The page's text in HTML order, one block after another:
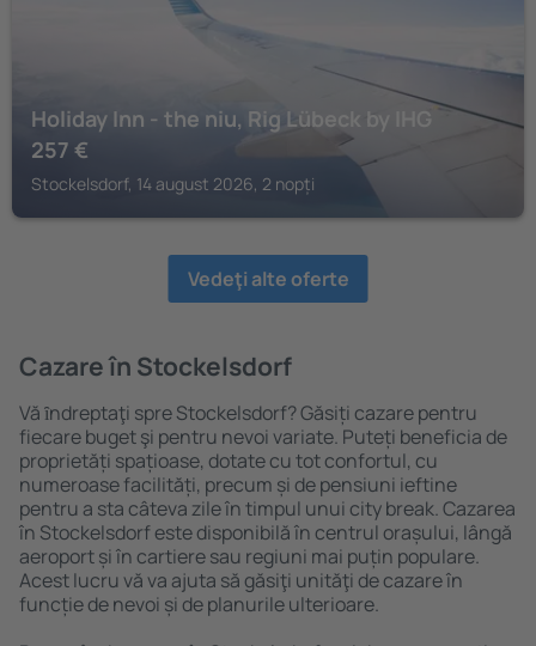
Holiday Inn - the niu, Rig Lübeck by IHG
257 €
Stockelsdorf, 14 august 2026, 2 nopți
Vedeţi alte oferte
Cazare în Stockelsdorf
Vă ȋndreptaţi spre Stockelsdorf? Găsiți cazare pentru
fiecare buget şi pentru nevoi variate. Puteți beneficia de
proprietăți spațioase, dotate cu tot confortul, cu
numeroase facilități, precum și de pensiuni ieftine
pentru a sta câteva zile în timpul unui city break. Cazarea
în Stockelsdorf este disponibilă în centrul orașului, lângă
aeroport și în cartiere sau regiuni mai puțin populare.
Acest lucru vă va ajuta să găsiţi unităţi de cazare în
funcție de nevoi și de planurile ulterioare.